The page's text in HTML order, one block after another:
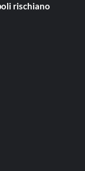
rischiano